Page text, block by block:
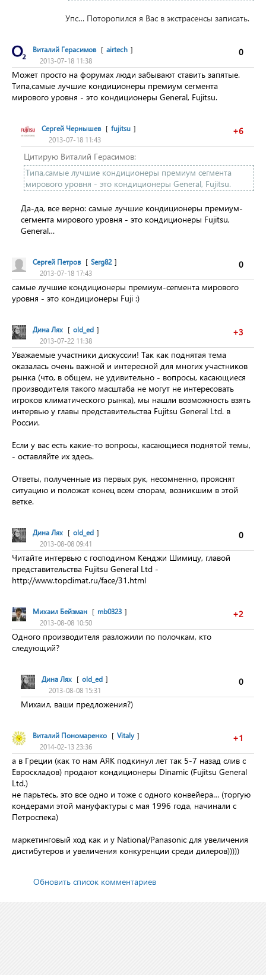
Упс… Поторопился я Вас в экстрасенсы записать.
0
Виталий Герасимов [ airtech ]
2013-07-18 11:38
Может просто на форумах люди забывают ставить запятые.
Типа,самые лучшие кондиционеры премиум сегмента
мирового уровня - это кондиционеры General, Fujitsu.
+6
Сергей Чернышев [ fujitsu ]
2013-07-18 11:43
Цитирую Виталий Герасимов:
Типа,самые лучшие кондиционеры премиум сегмента
мирового уровня - это кондиционеры General, Fujitsu.
Да-да, все верно: самые лучшие кондиционеры премиум-
сегмента мирового уровня - это кондиционеры Fujitsu,
General…
0
Сергей Петров [ Serg82 ]
2013-07-18 17:43
самые лучшие кондиционеры премиум-сегмента мирового
уровня - это кондиционеры Fuji :)
+3
Дина Лях [ old_ed ]
2013-07-22 11:38
Уважаемые участники дискуссии! Так как поднятая тема
оказалась очень важной и интересной для многих участников
рынка (что, в общем, не удивительно - вопросы, касающиеся
производителя такого масштаба не могут не интересовать
игроков климатического рынка), мы нашли возможность взять
интервью у главы представительства Fujitsu General Ltd. в
России.
Если у вас есть какие-то вопросы, касающиеся поднятой темы,
- оставляйте их здесь.
Ответы, полученные из первых рук, несомненно, прояснят
ситуацию и положат конец всем спорам, возникшим в этой
ветке.
0
Дина Лях [ old_ed ]
2013-08-08 09:41
Читайте интервью с господином Кенджи Шимицу, главой
представительства Fujitsu General Ltd -
http://www.topclimat.ru/face/31.html
+2
Михаил Бейзман [ mb0323 ]
2013-08-08 10:50
Одного производителя разложили по полочкам, кто
следующий?
0
Дина Лях [ old_ed ]
2013-08-08 15:31
Михаил, ваши предложения?)
+1
Виталий Пономаренко [ Vitaly ]
2014-02-13 23:36
а в Греции (как то нам АЯК подкинул лет так 5-7 назад слив с
Евроскладов) продают кондиционеры Dinamic (Fujitsu General
Ltd.)
не парьтесь, это все одно и тоже с одного конвейера… (торгую
кондерами этой мануфактуры с мая 1996 года, начинали с
Петроспека)
маркетинговый ход как и у National/Panasonic для увеличения
дистибутеров и увеличения конкуренции среди дилеров)))))
Обновить список комментариев